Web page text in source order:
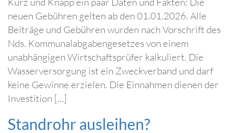
neuen Gebühren gelten ab den 01.01.2026. Alle
Beiträge und Gebühren wurden nach Vorschrift des
Nds. Kommunalabgabengesetzes von einem
unabhängigen Wirtschaftsprüfer kalkuliert. Die
Wasserversorgung ist ein Zweckverband und darf
keine Gewinne erzielen. Die Einnahmen dienen der
Investition […]
Standrohr ausleihen?